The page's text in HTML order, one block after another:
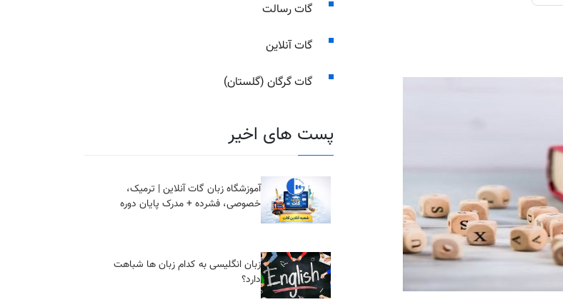
گات رسالت
گات آنلاین
گات گرگان (گلستان)
پست های اخیر
آموزشگاه زبان گات آنلاین | ترمیک،
خصوصی، فشرده + مدرک پایان دوره
زبان انگلیسی به کدام زبان ها شباهت
دارد؟